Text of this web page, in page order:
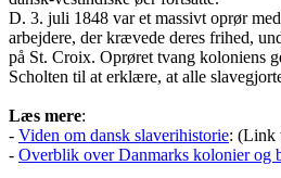
D. 3. juli 1848 var et massivt oprør
arbejdere, der krævede deres frihed,
på St. Croix. Oprøret tvang koloniens
Scholten til at erklære, at alle
Læs mere:
- Viden om dansk slaverihistorie: (Link
- Overblik over Danmarks kolonier og